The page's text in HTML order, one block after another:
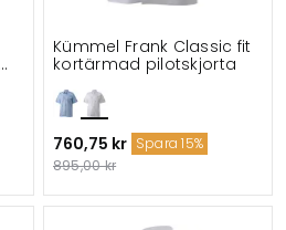
Kümmel Frank Classic fit
kortärmad pilotskjorta
760,75 kr Spara 15%
895,00 kr